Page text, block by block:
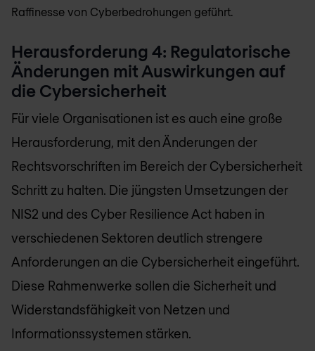
Raffinesse von Cyberbedrohungen geführt.
Herausforderung 4: Regulatorische
Änderungen mit Auswirkungen auf
die Cybersicherheit
Für viele Organisationen ist es auch eine große
Herausforderung, mit den Änderungen der
Rechtsvorschriften im Bereich der Cybersicherheit
Schritt zu halten. Die jüngsten Umsetzungen der
NIS2 und des Cyber Resilience Act haben in
verschiedenen Sektoren deutlich strengere
Anforderungen an die Cybersicherheit eingeführt.
Diese Rahmenwerke sollen die Sicherheit und
Widerstandsfähigkeit von Netzen und
Informationssystemen stärken.